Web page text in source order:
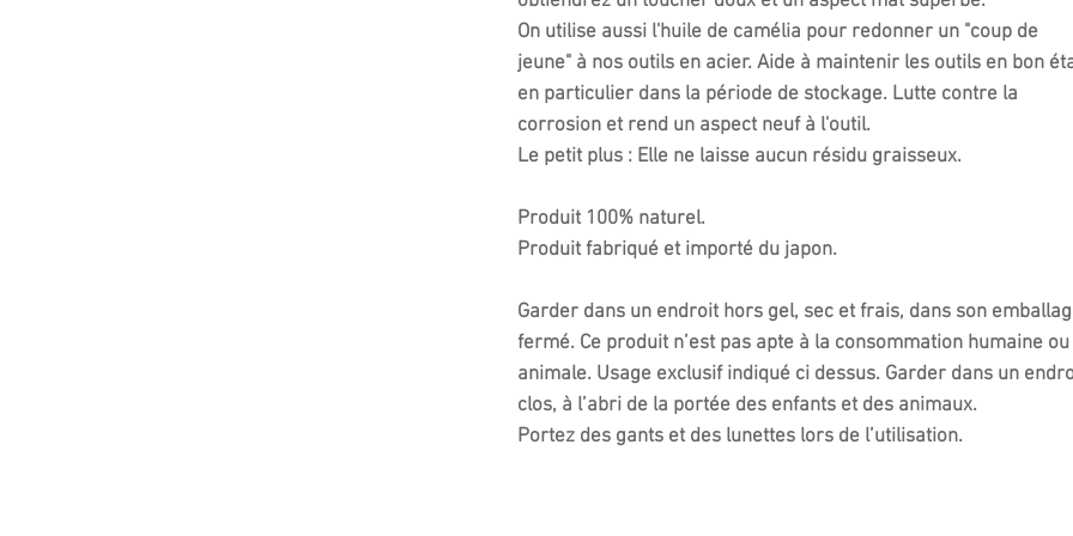
On utilise aussi l'huile de camélia pour redonner un "coup de
jeune" à nos outils en acier. Aide à maintenir les outils en bon
en particulier dans la période de stockage. Lutte contre la
corrosion et rend un aspect neuf à l'outil.
Le petit plus : Elle ne laisse aucun résidu graisseux.
Produit 100% naturel.
Produit fabriqué et importé du japon.
Garder dans un endroit hors gel, sec et frais, dans son
fermé. Ce produit n’est pas apte à la consommation humaine ou
animale. Usage exclusif indiqué ci dessus. Garder dans un
clos, à l’abri de la portée des enfants et des animaux.
Portez des gants et des lunettes lors de l’utilisation.